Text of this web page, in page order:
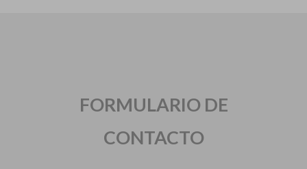
FORMULARIO DE
CONTACTO